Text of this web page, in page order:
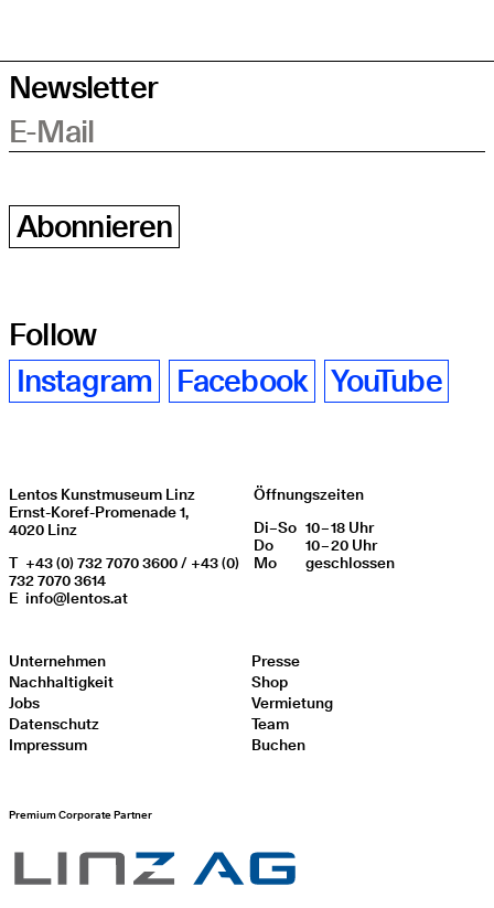
Newsletter
E-Mail
Abonnieren
Follow
Instagram
Facebook YouTube
Lentos Kunstmuseum Linz
Ernst-Koref-Promenade 1,
4020 Linz
T +43 (0) 732 7070 3600 / +43 (0)
732 7070 3614
E info@lentos.at
Öffnungszeiten
WochentagÖffnungszeiten
Di–So 10 – 18 Uhr
Do
10 – 20 Uhr
Mo
geschlos­sen
Unternehmen
Nachhaltigkeit
Jobs
Datenschutz
Impressum
Presse
Shop
Vermietung
Team
Buchen
Premium Corporate Partner